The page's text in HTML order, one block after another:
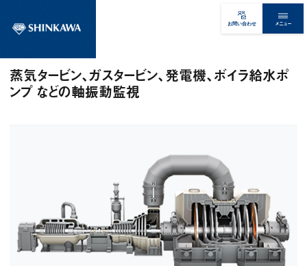
お問い合わせ メニュー
蒸気タービン、ガスタービン、発電機、ボイラ給水ポ
ンプ などの軸振動監視